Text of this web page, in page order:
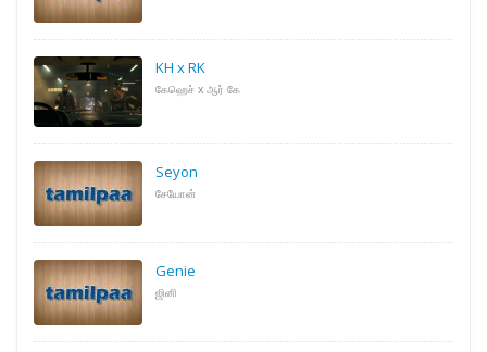
KH x RK
கேஹெச் x ஆர் கே
Seyon
சேயோன்
Genie
ஜினி